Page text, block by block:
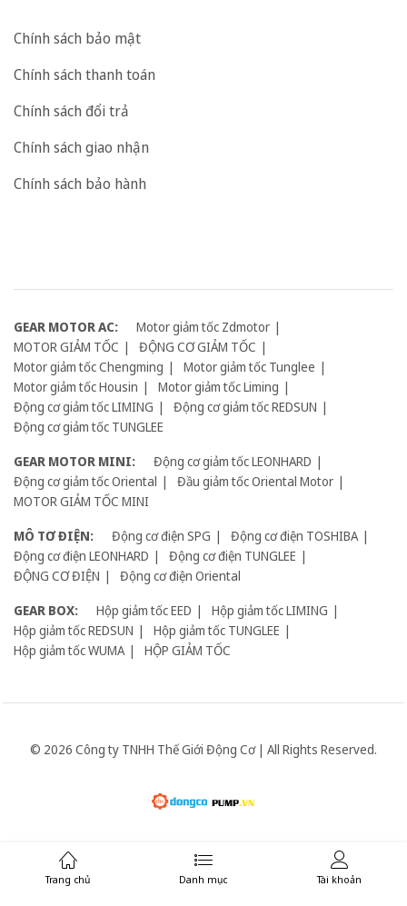
Chính sách bảo mật
Chính sách thanh toán
Chính sách đổi trả
Chính sách giao nhận
Chính sách bảo hành
GEAR MOTOR AC:
Motor giảm tốc Zdmotor
MOTOR GIẢM TỐC
ĐỘNG CƠ GIẢM TỐC
Motor giảm tốc Chengming
Motor giảm tốc Tunglee
Motor giảm tốc Housin
Motor giảm tốc Liming
Động cơ giảm tốc LIMING
Động cơ giảm tốc REDSUN
Động cơ giảm tốc TUNGLEE
GEAR MOTOR MINI:
Động cơ giảm tốc LEONHARD
Động cơ giảm tốc Oriental
Đầu giảm tốc Oriental Motor
MOTOR GIẢM TỐC MINI
MÔ TƠ ĐIỆN:
Động cơ điện SPG
Động cơ điện TOSHIBA
Động cơ điện LEONHARD
Động cơ điện TUNGLEE
ĐỘNG CƠ ĐIỆN
Động cơ điện Oriental
GEAR BOX:
Hộp giảm tốc EED
Hộp giảm tốc LIMING
Hộp giảm tốc REDSUN
Hộp giảm tốc TUNGLEE
Hộp giảm tốc WUMA
HỘP GIẢM TỐC
© 2026 Công ty TNHH Thế Giới Động Cơ | All Rights Reserved.
Giữ liên lạc:
Trang chủ Danh mục Tài khoản